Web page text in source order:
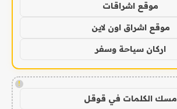
موقع اشراقات
موقع اشراق اون لاين
اركان سياحة وسفر
!
مسك الكلمات في قوقل